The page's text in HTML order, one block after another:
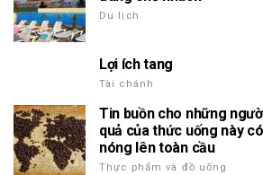
Du lịch
Lợi ích tang
Tài chánh
Tin buồn cho những
quả của thức uống này
nóng lên toàn cầu
Thực phẩm và đồ uống